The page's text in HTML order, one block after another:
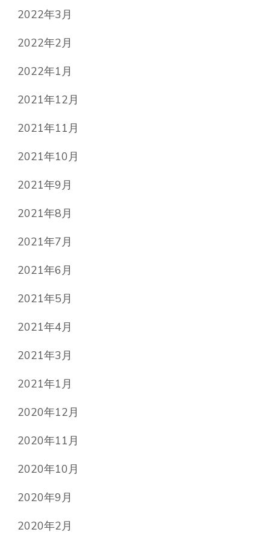
2022年3月
2022年2月
2022年1月
2021年12月
2021年11月
2021年10月
2021年9月
2021年8月
2021年7月
2021年6月
2021年5月
2021年4月
2021年3月
2021年1月
2020年12月
2020年11月
2020年10月
2020年9月
2020年2月